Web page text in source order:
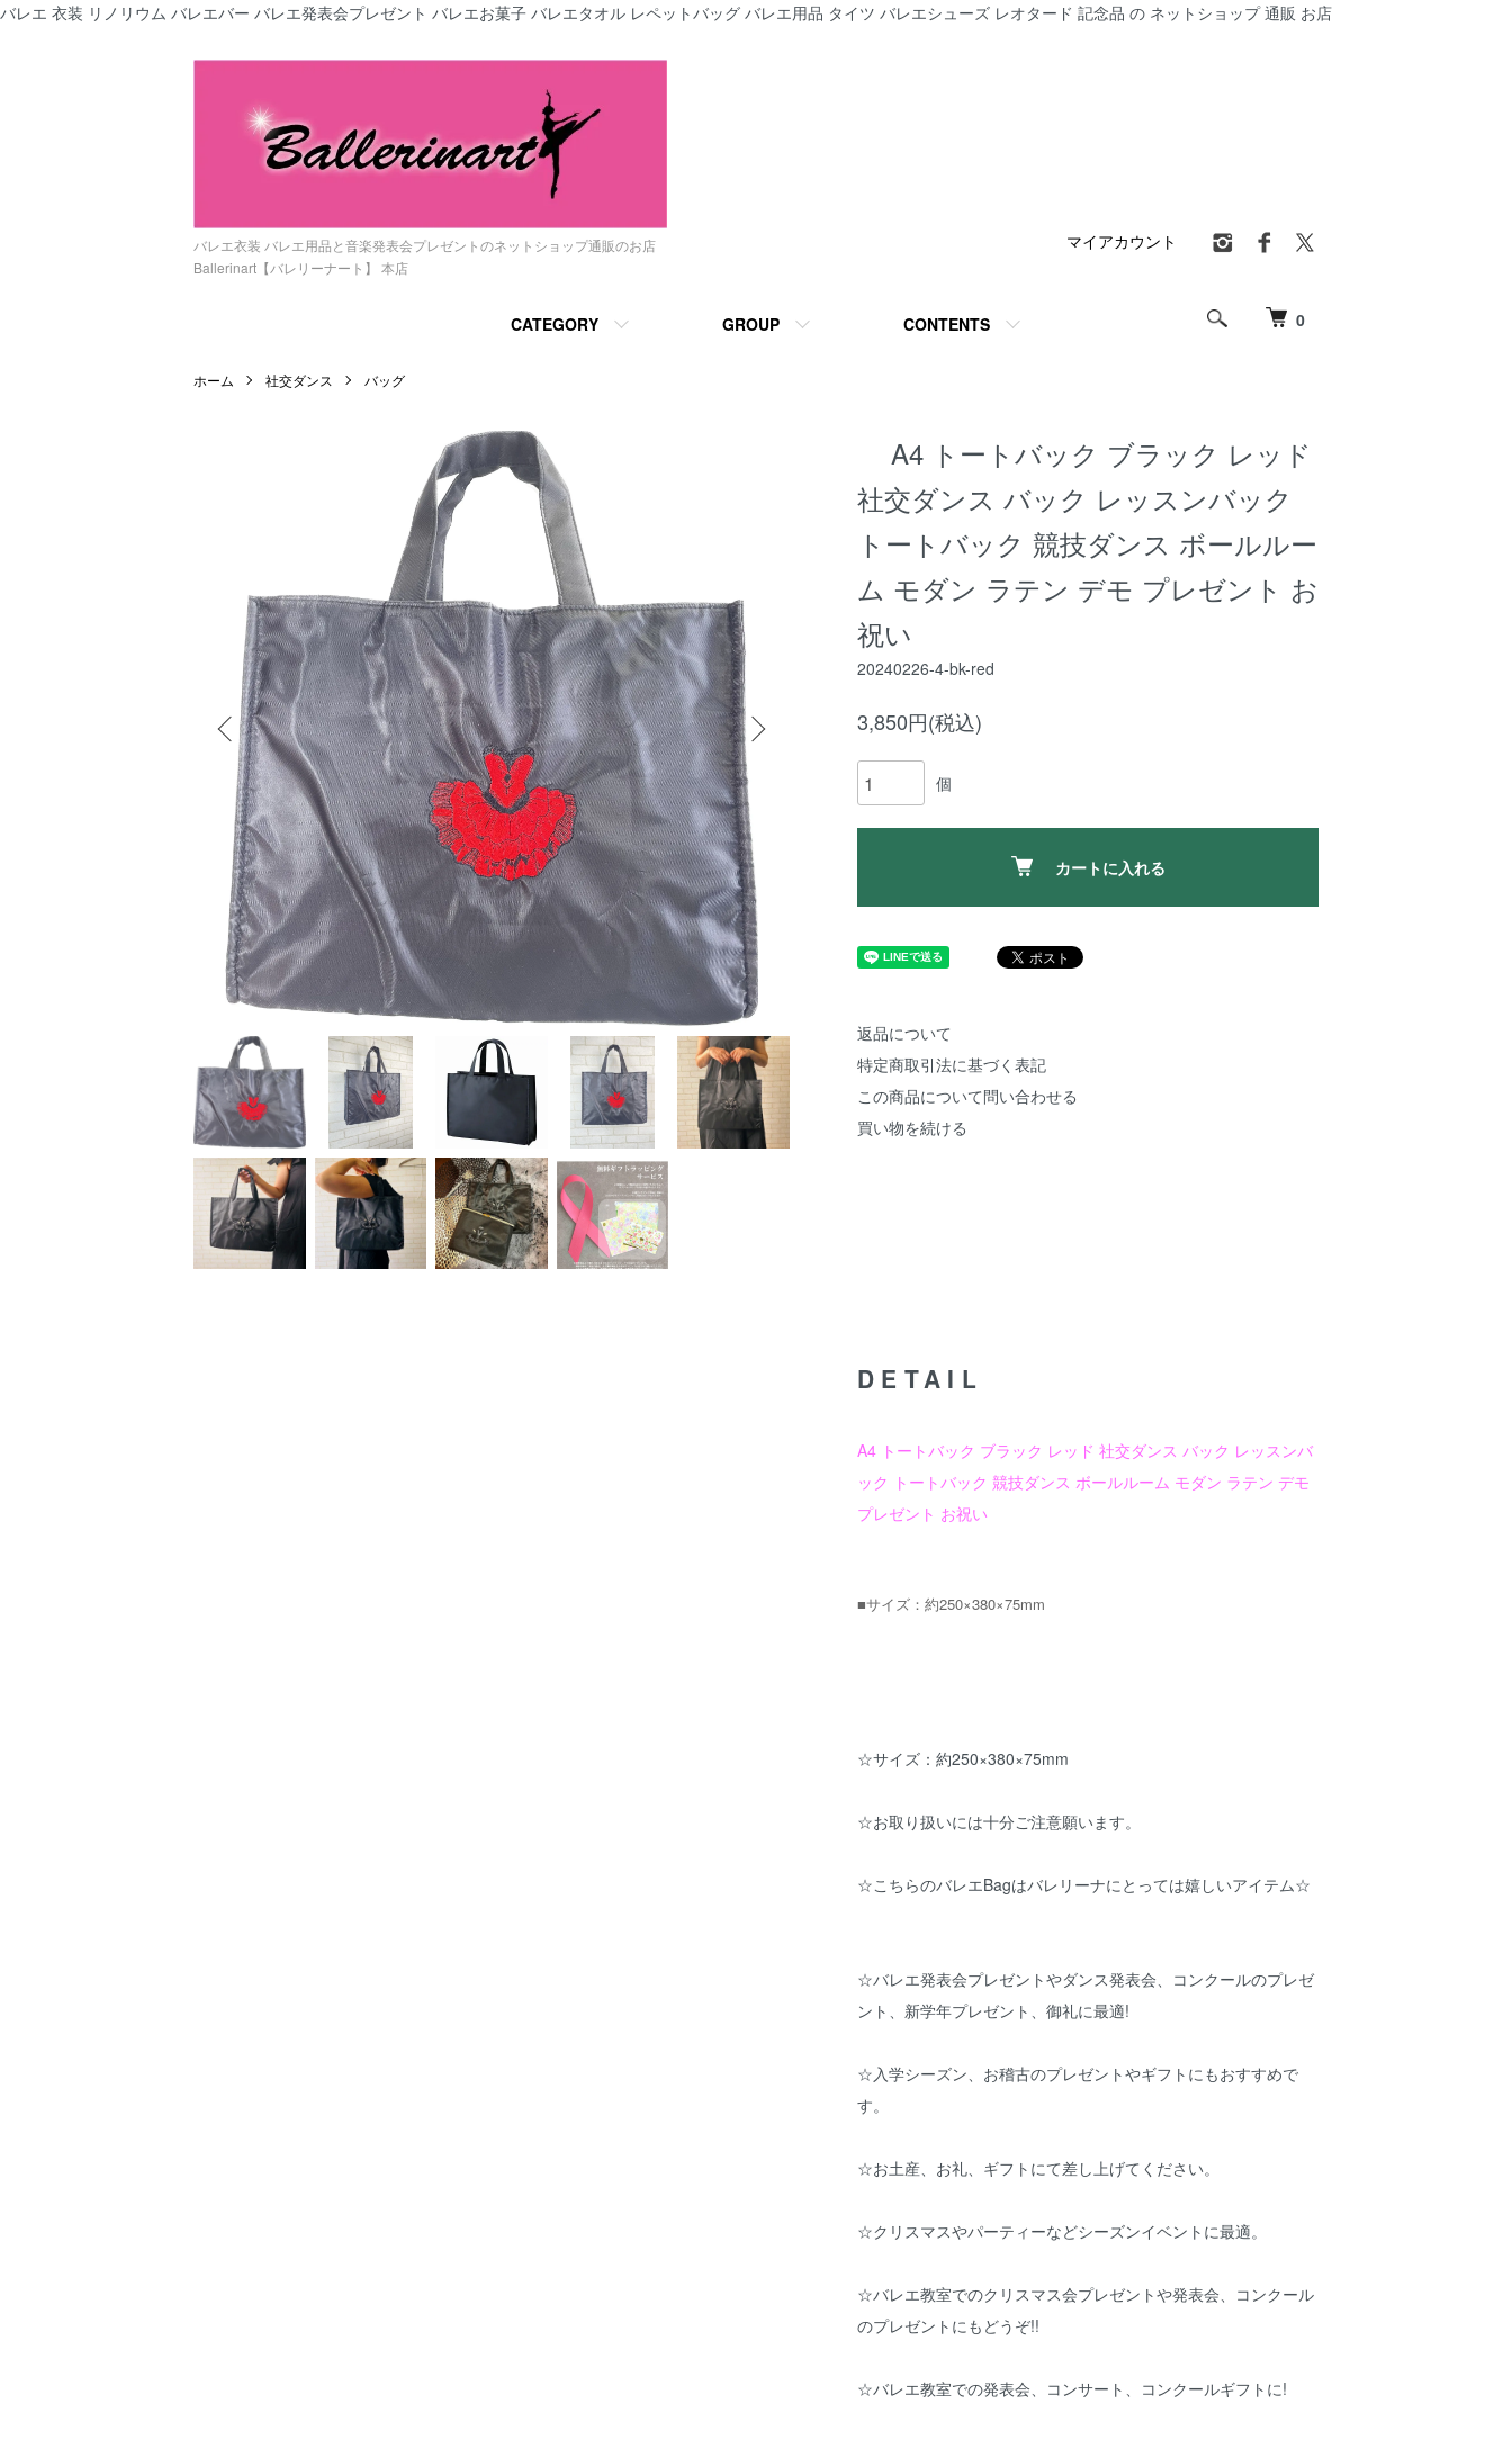
バレエ 衣装 リノリウム バレエバー バレエ発表会プレゼント バレエお菓子 バレエタオル レペットバッグ バレエ用品 タイツ バレエシューズ レオタード 記念品 の ネットショップ 通販 お店
バレエ衣装 バレエ用品と音楽発表会プレゼントのネットショップ通販のお店
Ballerinart【バレリーナート】 本店
0
CATEGORY GROUP CONTENTS
マイアカウント
ホーム 社交ダンス バッグ
A4 トートバック ブラック レッド
社交ダンス バック レッスンバック
トートバック 競技ダンス ボールルー
ム モダン ラテン デモ プレゼント お
祝い
20240226-4-bk-red
3,850円(税込)
個
カートに入れる
返品について
特定商取引法に基づく表記
この商品について問い合わせる
買い物を続ける
DETAIL
A4 トートバック ブラック レッド 社交ダンス バック レッスンバ
ック トートバック 競技ダンス ボールルーム モダン ラテン デモ
プレゼント お祝い
■サイズ：約250×380×75mm
☆サイズ：約250×380×75mm
☆お取り扱いには十分ご注意願います。
☆こちらのバレエBagはバレリーナにとっては嬉しいアイテム☆
☆バレエ発表会プレゼントやダンス発表会、コンクールのプレゼ
ント、新学年プレゼント、御礼に最適!
☆入学シーズン、お稽古のプレゼントやギフトにもおすすめで
す。
☆お土産、お礼、ギフトにて差し上げてください。
☆クリスマスやパーティーなどシーズンイベントに最適。
☆バレエ教室でのクリスマス会プレゼントや発表会、コンクール
のプレゼントにもどうぞ!!
☆バレエ教室での発表会、コンサート、コンクールギフトに!